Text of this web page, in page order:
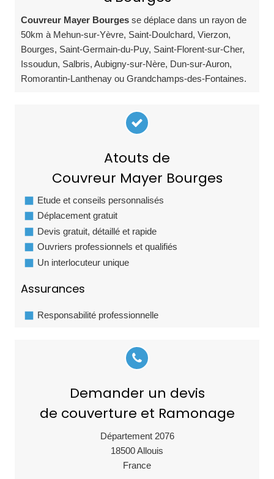
Couvreur Mayer Bourges se déplace dans un rayon de
50km à Mehun-sur-Yèvre, Saint-Doulchard, Vierzon,
Bourges, Saint-Germain-du-Puy, Saint-Florent-sur-Cher,
Issoudun, Salbris, Aubigny-sur-Nère, Dun-sur-Auron,
Romorantin-Lanthenay ou Grandchamps-des-Fontaines.
Atouts de
Couvreur Mayer Bourges
Etude et conseils personnalisés
Déplacement gratuit
Devis gratuit, détaillé et rapide
Ouvriers professionnels et qualifiés
Un interlocuteur unique
Assurances
Responsabilité professionnelle
Demander un devis
de couverture et Ramonage
Département 2076
18500Allouis
France